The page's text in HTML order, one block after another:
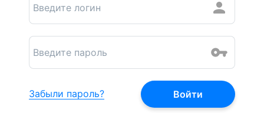
Забыли пароль?